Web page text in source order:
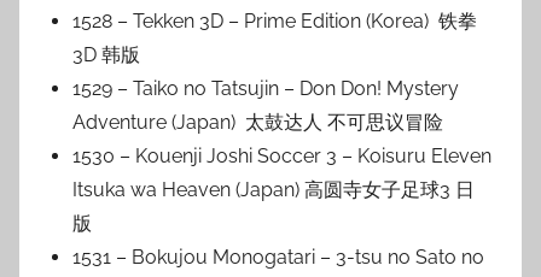
1528 – Tekken 3D – Prime Edition (Korea) 铁拳
3D 韩版
1529 – Taiko no Tatsujin – Don Don! Mystery
Adventure (Japan) 太鼓达人 不可思议冒险
1530 – Kouenji Joshi Soccer 3 – Koisuru Eleven
Itsuka wa Heaven (Japan) 高圆寺女子足球3 日
版
1531 – Bokujou Monogatari – 3-tsu no Sato no